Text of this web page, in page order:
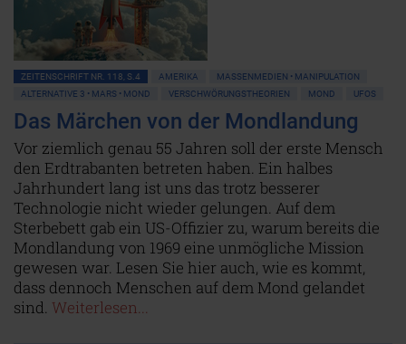
ZEITENSCHRIFT NR. 118, S.4 AMERIKA
MASSENMEDIEN • MANIPULATION
ALTERNATIVE 3 • MARS • MOND
VERSCHWÖRUNGSTHEORIEN MOND UFOS
Das Märchen von der Mondlandung
Vor ziemlich genau 55 Jahren soll der erste Mensch
den Erdtrabanten betreten haben. Ein halbes
Jahrhundert lang ist uns das trotz besserer
Technologie nicht wieder gelungen. Auf dem
Sterbebett gab ein US-Offizier zu, warum bereits die
Mondlandung von 1969 eine unmögliche Mission
gewesen war. Lesen Sie hier auch, wie es kommt,
dass dennoch Menschen auf dem Mond gelandet
sind. Weiterlesen...